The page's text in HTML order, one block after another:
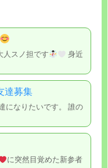
人スノ担です
身近
達募集
になりたいです。 誰の
に突然目覚めた新参者